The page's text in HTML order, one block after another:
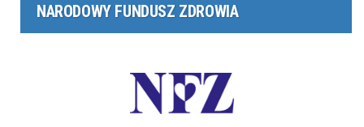
NARODOWY FUNDUSZ ZDROWIA